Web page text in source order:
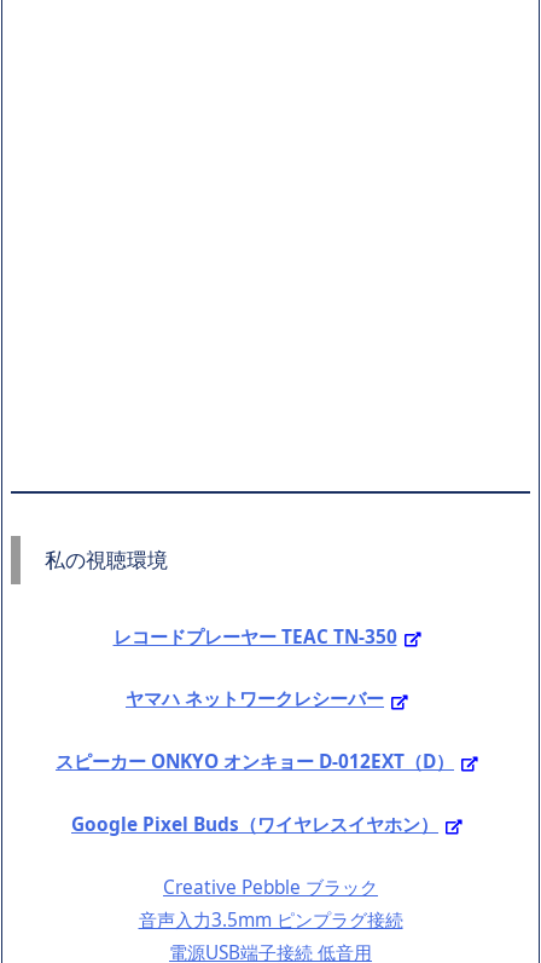
私の視聴環境
レコードプレーヤー TEAC TN-350
ヤマハ ネットワークレシーバー
スピーカー ONKYO オンキョー D-012EXT（D）
Google Pixel Buds（ワイヤレスイヤホン）
Creative Pebble ブラック
音声入力3.5mm ピンプラグ接続
電源USB端子接続 低音用